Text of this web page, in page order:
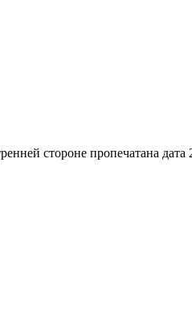
стороне пропечатана дата